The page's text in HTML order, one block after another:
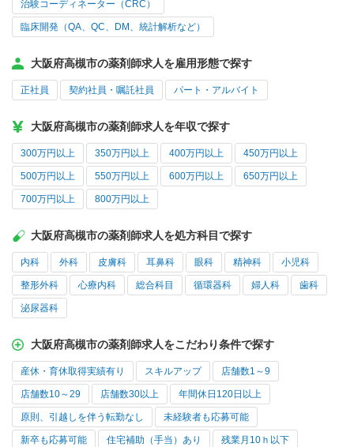
治験コーディネーター（CRC）
臨床開発（QA、QC、DM、統計解析など）
大阪府高槻市の薬剤師求人を雇用形態で探す
正社員 契約社員・嘱託社員 パート・アルバイト
大阪府高槻市の薬剤師求人を年収で探す
300万円以上 350万円以上 400万円以上 450万円以上
500万円以上 550万円以上 600万円以上 650万円以上
700万円以上 800万円以上
大阪府高槻市の薬剤師求人を処方科目で探す
内科 外科 皮膚科 耳鼻科 眼科 精神科 小児科
整形外科 心療内科 総合科目 循環器科 婦人科 歯科
泌尿器科
大阪府高槻市の薬剤師求人をこだわり条件で探す
産休・育休取得実績有り スキルアップ 店舗数1～9
店舗数10～29 店舗数30以上 年間休日120日以上
原則、引越しを伴う転勤なし 未経験者も応募可能
新卒も応募可能 住宅補助（手当）あり 残業月10ｈ以下